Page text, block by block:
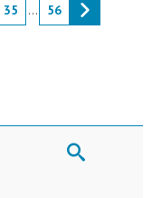
35 ... 56